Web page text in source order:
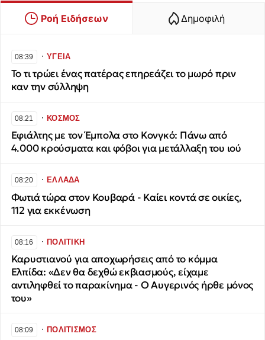
Ροή Ειδήσεων Δημοφιλή
08:39 ∙ΥΓΕΙΑ
Το τι τρώει ένας πατέρας επηρεάζει το μωρό πριν
καν την σύλληψη
08:21 ∙ΚΟΣΜΟΣ
Εφιάλτης με τον Έμπολα στο Κονγκό: Πάνω από
4.000 κρούσματα και φόβοι για μετάλλαξη του ιού
08:20 ∙ΕΛΛΑΔΑ
Φωτιά τώρα στον Κουβαρά - Καίει κοντά σε οικίες,
112 για εκκένωση
08:16 ∙ΠΟΛΙΤΙΚΗ
Καρυστιανού για αποχωρήσεις από το κόμμα
Ελπίδα: «Δεν θα δεχθώ εκβιασμούς, είχαμε
αντιληφθεί το παρακίνημα - Ο Αυγερινός ήρθε μόνος
του»
08:09 ∙ΠΟΛΙΤΙΣΜΟΣ